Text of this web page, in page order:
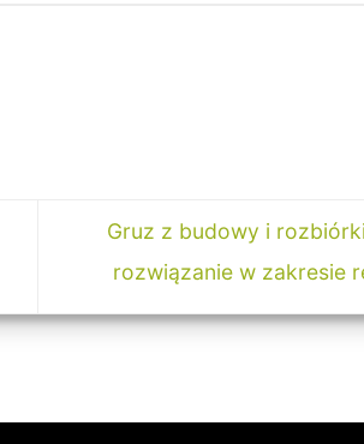
Gruz z budowy i
rozwiązanie w zakresie